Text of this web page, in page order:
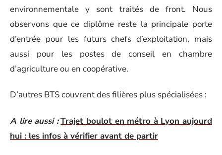
environnementale y sont traités de front. Nous
observons que ce diplôme reste la principale porte
d’entrée pour les futurs chefs d’exploitation, mais
aussi pour les postes de conseil en chambre
d’agriculture ou en coopérative.
D’autres BTS couvrent des filières plus spécialisées :
A lire aussi : Trajet boulot en métro à Lyon aujourd
hui : les infos à vérifier avant de partir